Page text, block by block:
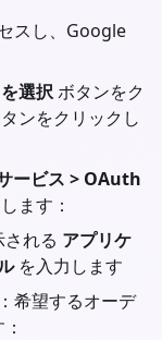
スし、Google
選択ボタンをク
ンをクリックし
ービス > OAuth
ます：
される アプリケ
を入力します
：希望するオーデ